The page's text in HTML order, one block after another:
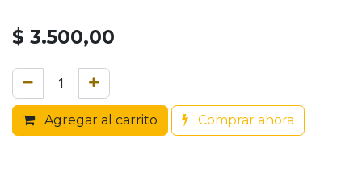
$ 3.500,00
Agregar al carrito Comprar ahora